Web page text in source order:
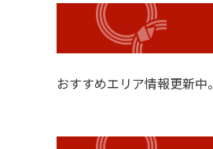
おすすめエリア情報更新中。